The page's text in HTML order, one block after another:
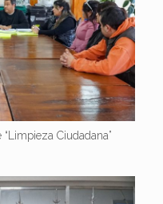
Ciudadana”